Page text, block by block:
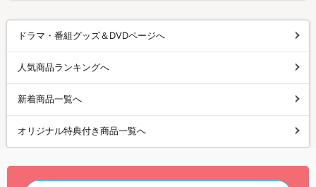
ドラマ・番組グッズ＆DVDページへ
人気商品ランキングへ
新着商品一覧へ
オリジナル特典付き商品一覧へ